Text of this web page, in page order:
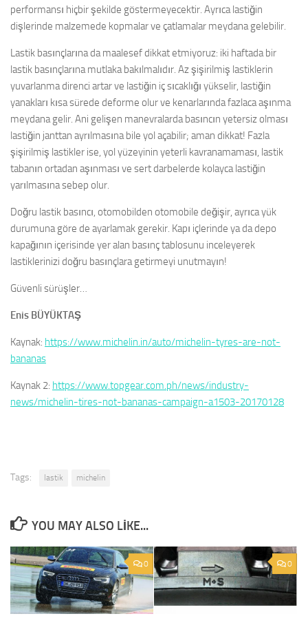
performansı hiçbir şekilde göstermeyecektir. Ayrıca lastiğin
dişlerinde malzemede kopmalar ve çatlamalar meydana gelebilir.
Lastik basınçlarına da maalesef dikkat etmiyoruz: iki haftada bir
lastik basınçlarına mutlaka bakılmalıdır. Az şişirilmiş lastiklerin
yuvarlanma direnci artar ve lastiğin iç sıcaklığı yükselir, lastiğin
yanakları kısa sürede deforme olur ve kenarlarında fazlaca aşınma
meydana gelir. Ani gelişen manevralarda basıncın yetersiz olması
lastiğin janttan ayrılmasına bile yol açabilir; aman dikkat! Fazla
şişirilmiş lastikler ise, yol yüzeyinin yeterli kavranamaması, lastik
tabanın ortadan aşınması ve sert darbelerde kolayca lastiğin
yarılmasına sebep olur.
Doğru lastik basıncı, otomobilden otomobile değişir, ayrıca yük
durumuna göre de ayarlamak gerekir. Kapı içlerinde ya da depo
kapağının içerisinde yer alan basınç tablosunu inceleyerek
lastiklerinizi doğru basınçlara getirmeyi unutmayın!
Güvenli sürüşler…
Enis BÜYÜKTAŞ
Kaynak: https://www.michelin.in/auto/michelin-tyres-are-not-
bananas
Kaynak 2: https://www.topgear.com.ph/news/industry-
news/michelin-tires-not-bananas-campaign-a1503-20170128
Tags: lastik michelin
YOU MAY ALSO LIKE...
0 0